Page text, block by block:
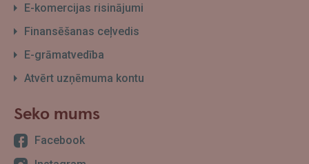
E-komercijas risinājumi
Finansēšanas ceļvedis
E-grāmatvedība
Atvērt uzņēmuma kontu
Seko mums
Facebook